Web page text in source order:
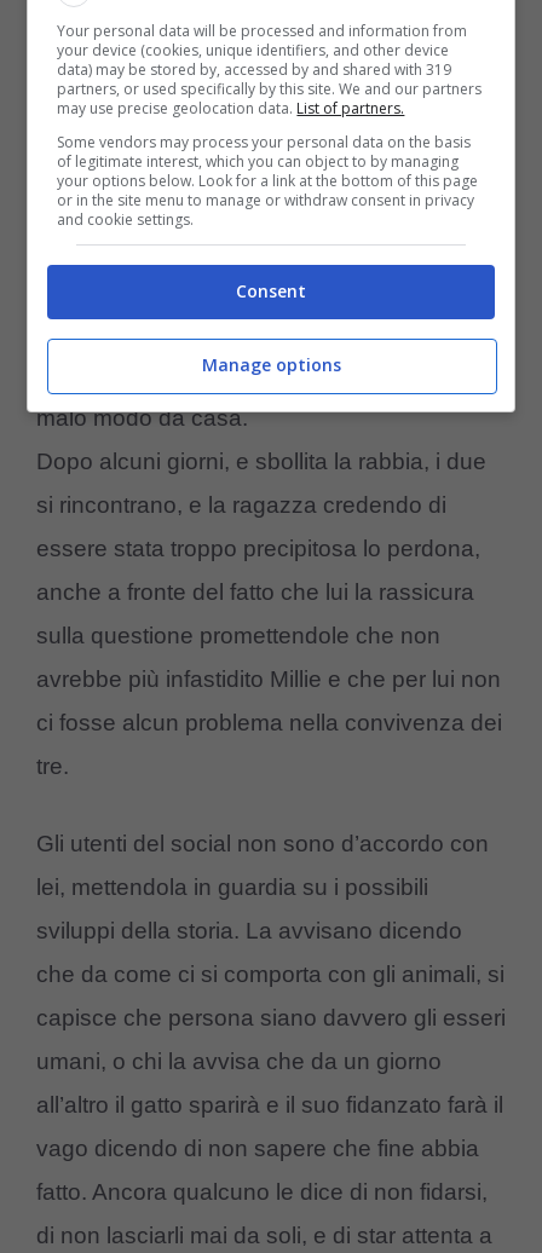
di essere spaventata dal tono utilizzato dal
fidanzato, descrivendolo come “freddo ed
ostile“, tono mai utilizzato dal ragazzo
rendendolo irriconoscibile agli occhi della
ragazza. Quando lei chiede spiegazioni delle
sue brutte parole come “fottutamente inutile
sussurrate all’orecchio del gatto, lui risponde
ragazza non ci sta, e spaventata lo caccia in
malo modo da casa.
Dopo alcuni giorni, e sbollita la rabbia, i due
si rincontrano, e la ragazza credendo di
essere stata troppo precipitosa lo perdona,
anche a fronte del fatto che lui la rassicura
sulla questione promettendole che non
avrebbe più infastidito Millie e che per lui non
ci fosse alcun problema nella convivenza dei
tre.
Gli utenti del social non sono d’accordo con
lei, mettendola in guardia su i possibili
sviluppi della storia. La avvisano dicendo
che da come ci si comporta con gli animali, si
capisce che persona siano davvero gli esseri
umani, o chi la avvisa che da un giorno
all’altro il gatto sparirà e il suo fidanzato farà il
vago dicendo di non sapere che fine abbia
fatto. Ancora qualcuno le dice di non fidarsi,
di non lasciarli mai da soli, e di star attenta a
Your personal data will be processed and information from
your device (cookies, unique identifiers, and other device
data) may be stored by, accessed by and shared with 319
partners, or used specifically by this site. We and our partners
may use precise geolocation data. List of partners.
Some vendors may process your personal data on the basis
of legitimate interest, which you can object to by managing
your options below. Look for a link at the bottom of this page
or in the site menu to manage or withdraw consent in privacy
and cookie settings.
Consent
Manage options